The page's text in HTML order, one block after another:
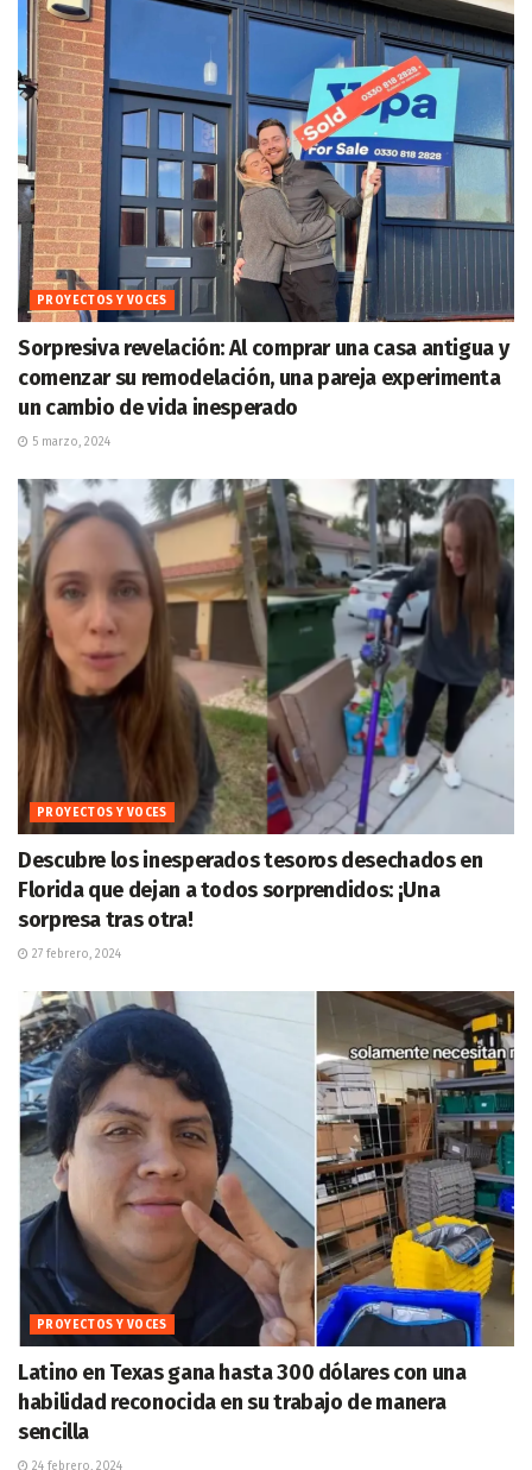
PROYECTOS Y VOCES
Sorpresiva revelación: Al comprar una casa antigua y
comenzar su remodelación, una pareja experimenta
un cambio de vida inesperado
5 marzo, 2024
PROYECTOS Y VOCES
Descubre los inesperados tesoros desechados en
Florida que dejan a todos sorprendidos: ¡Una
sorpresa tras otra!
27 febrero, 2024
PROYECTOS Y VOCES
Latino en Texas gana hasta 300 dólares con una
habilidad reconocida en su trabajo de manera
sencilla
24 febrero, 2024